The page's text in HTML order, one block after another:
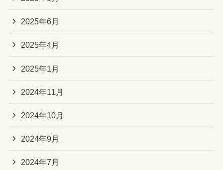
2025年6月
2025年4月
2025年1月
2024年11月
2024年10月
2024年9月
2024年7月